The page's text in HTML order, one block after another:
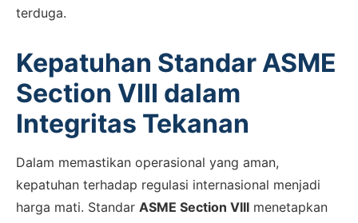
terduga.
Kepatuhan Standar ASME
Section VIII dalam
Integritas Tekanan
Dalam memastikan operasional yang aman,
kepatuhan terhadap regulasi internasional menjadi
harga mati. Standar ASME Section VIII menetapkan